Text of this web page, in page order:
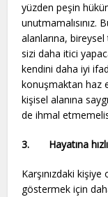
yüzden peşin
unutmamalısınız.
alanlarına,
sizi daha itici
kendini daha iyi
konuşmaktan haz
kişisel alanına
de ihmal
3. Hayatına
Karşınızdaki kişiye
göstermek için